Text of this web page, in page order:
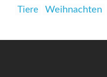
Tiere
Weihnachten